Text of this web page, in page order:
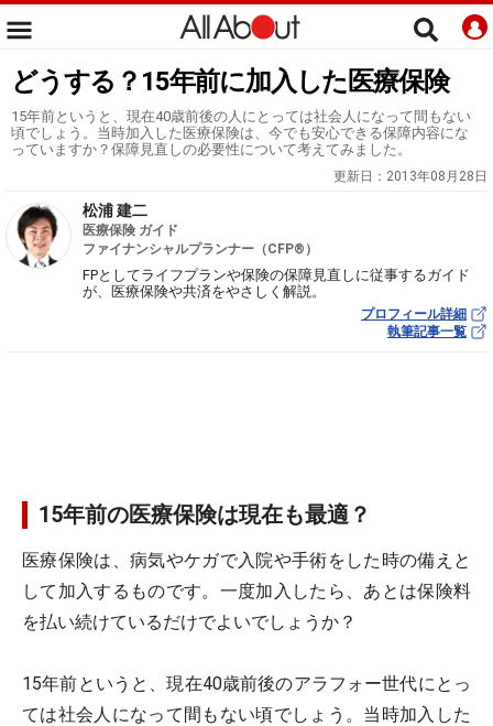
どうする？15年前に加入した医療保険
15年前というと、現在40歳前後の人にとっては社会人になって間もない
頃でしょう。当時加入した医療保険は、今でも安心できる保障内容にな
っていますか？保障見直しの必要性について考えてみました。
更新日： 2013年08月28日
松浦 建二
医療保険 ガイド
ファイナンシャルプランナー（CFP®）
FPとしてライフプランや保険の保障見直しに従事するガイド
が、医療保険や共済をやさしく解説。
プロフィール詳細
執筆記事一覧
15年前の医療保険は現在も最適？
医療保険は、病気やケガで入院や手術をした時の備えと
して加入するものです。一度加入したら、あとは保険料
を払い続けているだけでよいでしょうか？
15年前というと、現在40歳前後のアラフォー世代にとっ
ては社会人になって間もない頃でしょう。当時加入した